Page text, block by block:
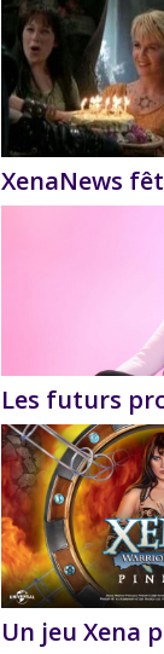
XenaNews
Les futurs
Un jeu Xena